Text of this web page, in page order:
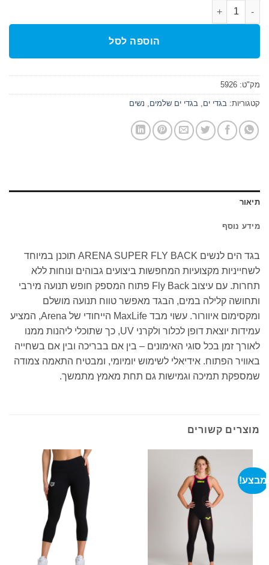
כמות של בגד ים נשים SUPER FLY BACK
הוספה לסל
מק"ט: 5926
קטגוריות: בגדי ים, בגדי ים שלמים, נשים
תיאור
מידע נוסף
בגד הים לנשים ARENA SUPER FLY BACK תוכנן במיוחד
לשחייניות מקצועיות המחפשות ביצועים גבוהים ונוחות ללא
תחרות. עם עיצוב Fly Back פתוח המספק חופש תנועה מירבי
ותחושה קלילה במים, הבגד מאפשר טווח תנועה מושלם
ומקסימום איוורור. עשוי מבד MaxLife הייחודי של Arena, המציע
עמידות יוצאת דופן לכלור ולקרני UV, כך שתוכלי ליהנות ממנו
לאורך זמן בכל סוגי האימונים – בין אם בבריכה ובין אם בשחייה
באוויר הפתוח. אידיאלי לשימוש יומיומי, ומבטיח התאמה צמודה
שמספקת תמיכה וגמישות גם תחת מאמץ מתמשך.
מוצרים קשורים
מבצע!